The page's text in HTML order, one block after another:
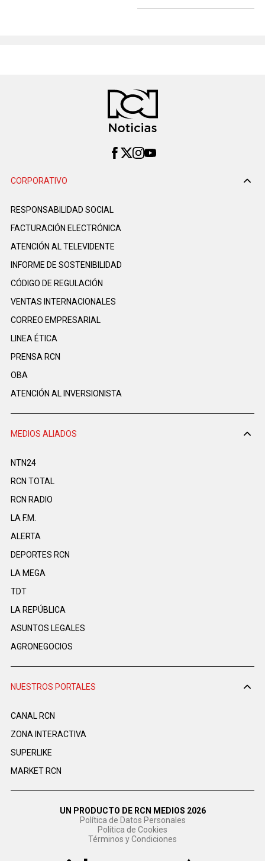
CORPORATIVO
RESPONSABILIDAD SOCIAL
FACTURACIÓN ELECTRÓNICA
ATENCIÓN AL TELEVIDENTE
INFORME DE SOSTENIBILIDAD
CÓDIGO DE REGULACIÓN
VENTAS INTERNACIONALES
CORREO EMPRESARIAL
LINEA ÉTICA
PRENSA RCN
OBA
ATENCIÓN AL INVERSIONISTA
MEDIOS ALIADOS
NTN24
RCN TOTAL
RCN RADIO
LA F.M.
ALERTA
DEPORTES RCN
LA MEGA
TDT
LA REPÚBLICA
ASUNTOS LEGALES
AGRONEGOCIOS
NUESTROS PORTALES
CANAL RCN
ZONA INTERACTIVA
SUPERLIKE
MARKET RCN
UN PRODUCTO DE RCN MEDIOS 2026
Política de Datos Personales
Política de Cookies
Términos y Condiciones